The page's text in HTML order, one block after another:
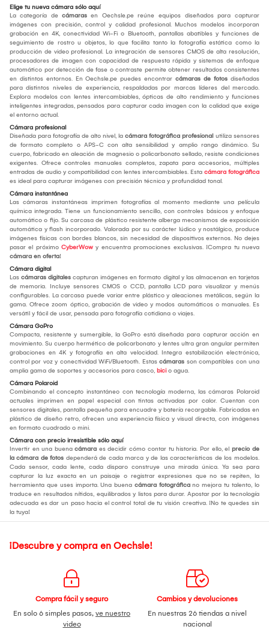
Elige tu nueva cámara sólo aquí
La categoría de cámaras en Oechsle.pe reúne equipos diseñados para capturar
imágenes con precisión, control y calidad profesional. Muchos modelos incorporan
grabación en 4K, conectividad Wi-Fi o Bluetooth, pantallas abatibles y funciones de
seguimiento de rostro u objetos, lo que facilita tanto la fotografía estática como la
producción de video profesional. La integración de sensores CMOS de alta resolución,
procesadores de imagen con capacidad de respuesta rápida y sistemas de enfoque
automático por detección de fase o contraste permite obtener resultados consistentes
en distintos entornos. En Oechsle.pe puedes encontrar cámaras de fotos diseñadas
para distintos niveles de experiencia, respaldadas por marcas líderes del mercado.
Explora modelos con lentes intercambiables, ópticas de alto rendimiento y funciones
inteligentes integradas, pensados para capturar cada imagen con la calidad que exige
el entorno actual.
Cámara profesional
Diseñada para fotografía de alto nivel, la cámara fotográfica profesional utiliza sensores
de formato completo o APS-C con alta sensibilidad y amplio rango dinámico. Su
cuerpo, fabricado en aleación de magnesio o policarbonato sellado, resiste condiciones
exigentes. Ofrece controles manuales completos, zapata para accesorios, múltiples
entradas de audio y compatibilidad con lentes intercambiables. Esta cámara fotográfica
es ideal para capturar imágenes con precisión técnica y profundidad tonal.
Cámara instantánea
Las cámaras instantáneas imprimen fotografías al momento mediante una película
química integrada. Tiene un funcionamiento sencillo, con controles básicos y enfoque
automático o fijo. Su carcasa de plástico resistente alberga mecanismos de exposición
automática y flash incorporado. Valorada por su carácter lúdico y nostálgico, produce
imágenes físicas con bordes blancos, sin necesidad de dispositivos externos. No dejes
pasar el próximo CyberWow y encuentra promociones exclusivas. ¡Compra tu nueva
cámara en oferta!
Cámara digital
Las cámaras digitales capturan imágenes en formato digital y las almacenan en tarjetas
de memoria. Incluye sensores CMOS o CCD, pantalla LCD para visualizar y menús
configurables. La carcasa puede variar entre plástico y aleaciones metálicas, según la
gama. Ofrece zoom óptico, grabación de video y modos automáticos o manuales. Es
versátil y fácil de usar, pensada para fotografía cotidiana o viajes.
Cámara GoPro
Compacta, resistente y sumergible, la GoPro está diseñada para capturar acción en
movimiento. Su cuerpo hermético de policarbonato y lentes ultra gran angular permiten
grabaciones en 4K y fotografía en alta velocidad. Integra estabilización electrónica,
control por voz y conectividad WiFi/Bluetooth. Estas cámaras son compatibles con una
amplia gama de soportes y accesorios para casco, bicio agua.
Cámara Polaroid
Combinando el concepto instantáneo con tecnología moderna, las cámaras Polaroid
actuales imprimen en papel especial con tintas activadas por calor. Cuentan con
sensores digitales, pantalla pequeña para encuadre y batería recargable. Fabricadas en
plástico de diseño retro, ofrecen una experiencia física y visual directa, con imágenes
en formato cuadrado o mini.
Cámara con precio irresistible sólo aquí
Invertir en una buena cámara es decidir cómo contar tu historia. Por ello, el precio de
la cámara de fotos dependerá de cada marca y de las características de los modelos.
Cada sensor, cada lente, cada disparo construye una mirada única. Ya sea para
capturar la luz exacta en un paisaje o registrar expresiones que no se repiten, la
herramienta que uses importa. Una buena cámara fotográfica no mejora tu talento, lo
traduce en resultados nítidos, equilibrados y listos para durar. Apostar por la tecnología
adecuada es dar un paso hacia el control total de tu visión creativa. ¡No te quedes sin
la tuya!
¡Descubre y compra en Oechsle!
Compra fácil y seguro
En solo 6 simples pasos, ve nuestro
video
Cambios y devoluciones
En nuestras 26 tiendas a nivel
nacional